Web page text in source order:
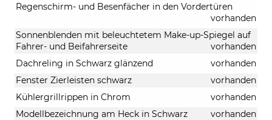
Regenschirm- und Besenfächer in den Vordertüren
vorhanden
Sonnenblenden mit beleuchtetem Make-up-Spiegel auf
Fahrer- und Beifahrerseite
vorhanden
Dachreling in Schwarz glänzend
vorhanden
Fenster Zierleisten schwarz
vorhanden
Kühlergrillrippen in Chrom
vorhanden
Modellbezeichnung am Heck in Schwarz
vorhanden